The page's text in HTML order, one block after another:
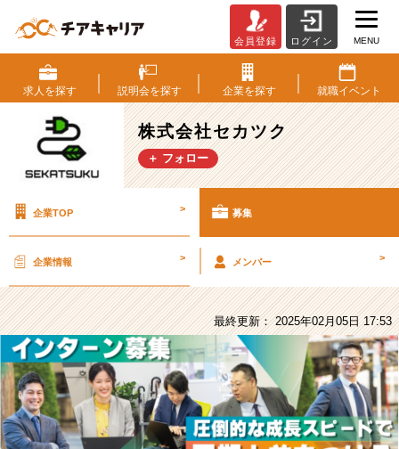
式
会
社
セ
カ
ツ
用/
-
中
に
BtoB
営
業
の
会員登録 ログイン MENU
求人を探す 説明会を探す 企業を探す 就職イベント
株式会社セカツク
＋ フォロー
企業TOP > 募集
企業情報 > メンバー >
最終更新： 2025年02月05日 17:53